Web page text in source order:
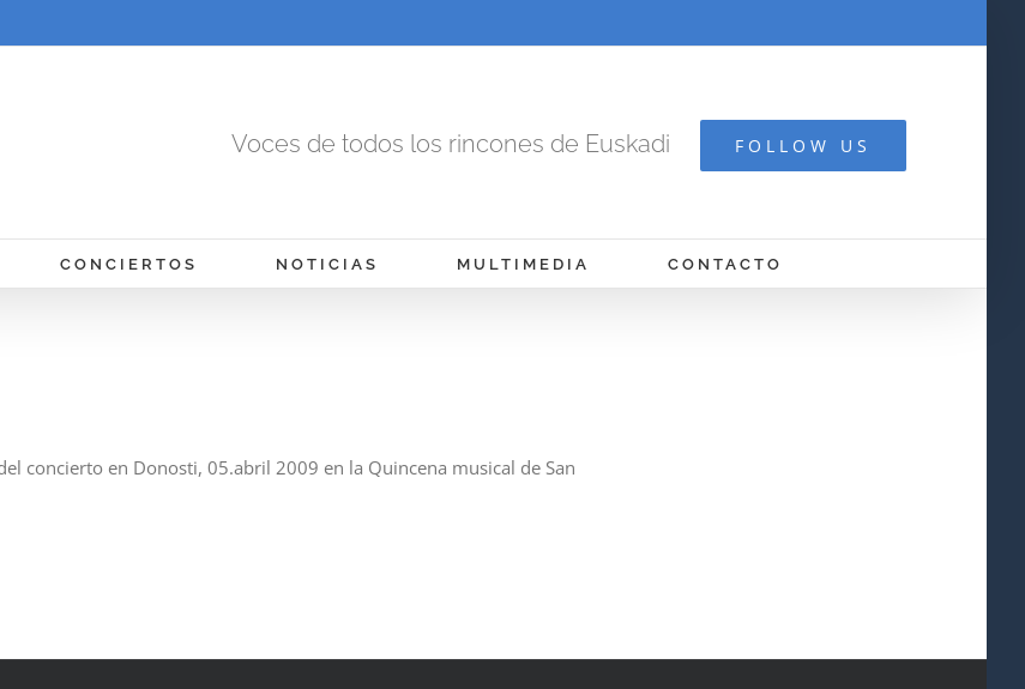
Voces de todos los rincones de Euskadi FOLLOW US
CONCIERTOS NOTICIAS MULTIMEDIA CONTACTO
concierto en Donosti, 05.abril 2009 en la Quincena musical de San